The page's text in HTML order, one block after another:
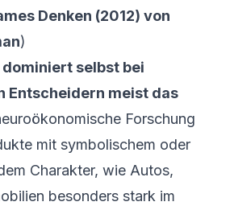
Denken (2012) von
)
selbst bei
Entscheidern meist das
Forschung
mit symbolischem oder
Charakter, wie Autos,
besonders stark im